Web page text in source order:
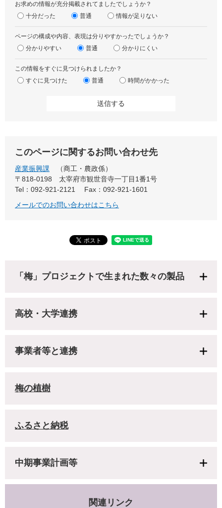
お求めの情報が充分掲載されてましたでしょうか？
十分だった
普通 情報が足りない
ページの構成や内容、表現は分りやすかったでしょうか？
分かりやすい
普通 分かりにくい
この情報をすぐに見つけられましたか？
すぐに見つけた
普通 時間がかかった
このページに関するお問い合わせ先
産業振興課
商工・農政係
〒818-0198
太宰府市観世音寺一丁目1番1号
Tel：092-921-2121
Fax：092-921-1601
メールでのお問い合わせはこちら
「梅」プロジェクトで生まれた数々の製品
高校・大学連携
事業者等と連携
梅の植樹
ふるさと納税
中期事業計画等
関連リンク